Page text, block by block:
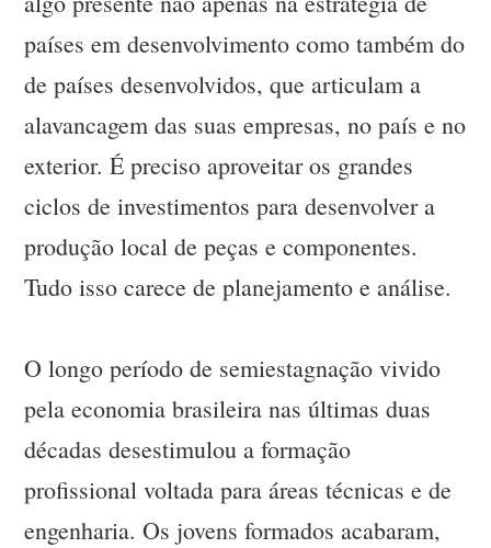
países em desenvolvimento como também do
de países desenvolvidos, que articulam a
alavancagem das suas empresas, no país e no
exterior. É preciso aproveitar os grandes
ciclos de investimentos para desenvolver a
produção local de peças e componentes.
Tudo isso carece de planejamento e análise.
O longo período de semiestagnação vivido
pela economia brasileira nas últimas duas
décadas desestimulou a formação
profissional voltada para áreas técnicas e de
engenharia. Os jovens formados acabaram,